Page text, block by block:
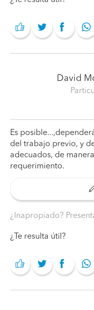
David
Es
del trabajo previo, y
adecuados, de
requerimiento.
¿Inapropiado?
¿Te resulta útil?